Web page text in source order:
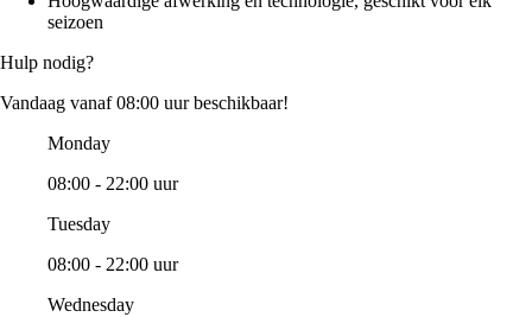
seizoen
Hulp nodig?
Vandaag vanaf 08:00 uur beschikbaar!
Monday
08:00 - 22:00 uur
Tuesday
08:00 - 22:00 uur
Wednesday